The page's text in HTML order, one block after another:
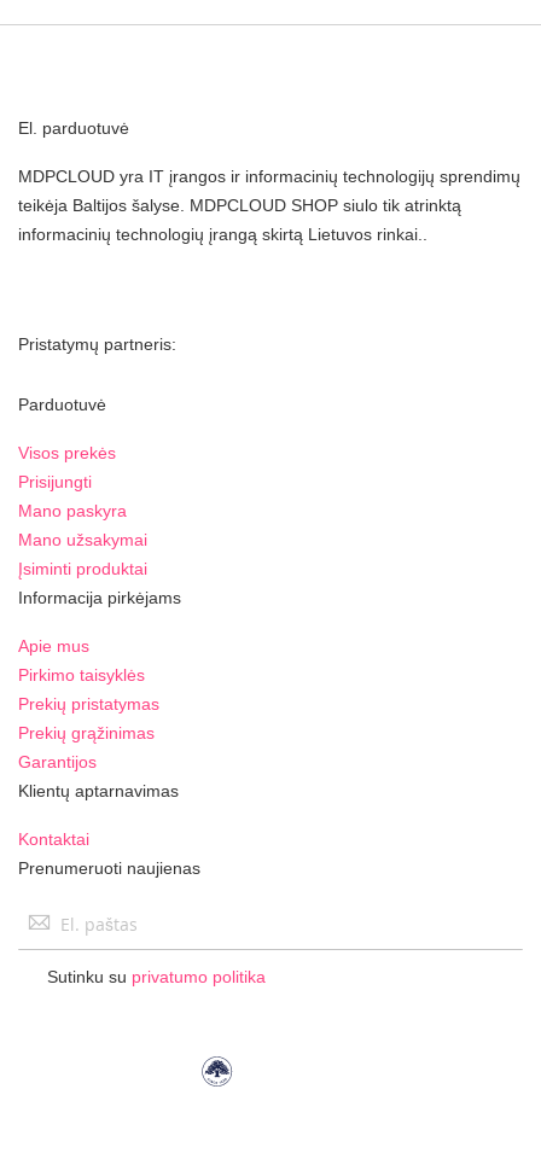
El. parduotuvė
MDPCLOUD yra IT įrangos ir informacinių technologijų sprendimų
teikėja Baltijos šalyse. MDPCLOUD SHOP siulo tik atrinktą
informacinių technologių įrangą skirtą Lietuvos rinkai..
Pristatymų partneris:
Parduotuvė
Visos prekės
Prisijungti
Mano paskyra
Mano užsakymai
Įsiminti produktai
Informacija pirkėjams
Apie mus
Pirkimo taisyklės
Prekių pristatymas
Prekių grąžinimas
Garantijos
Klientų aptarnavimas
Kontaktai
Prenumeruoti naujienas
Užsisakykite
naujienlaiškį:
Sutinku su privatumo politika